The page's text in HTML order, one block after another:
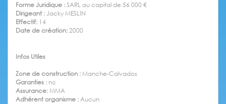
Forme Juridique :SARL au capital de 56 000 €
Dirigeant :Jacky MESLIN
Effectif: 14
Date de création:2000
Infos Utiles
Zone de construction :Manche-Calvados
Garanties : nc
Assurance:MMA
Adhérent organisme :Aucun